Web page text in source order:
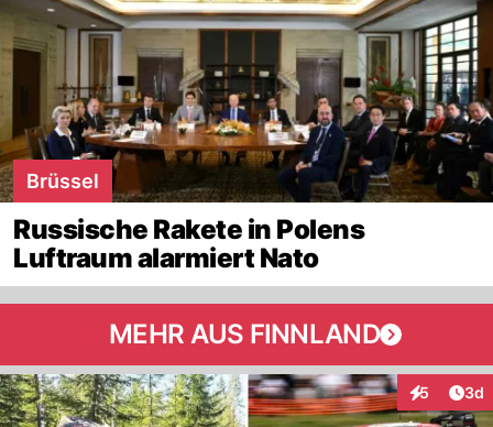
Brüssel
Russische Rakete in Polens
Luftraum alarmiert Nato
MEHR AUS FINNLAND
5 3d